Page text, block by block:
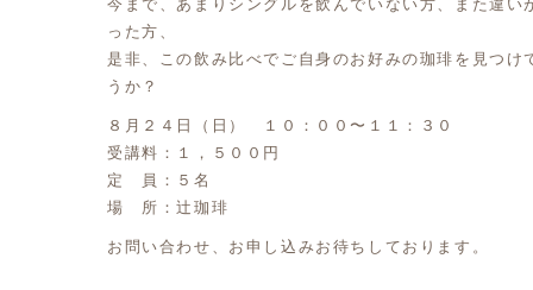
今まで、あまりシングルを飲んでいない方、また違い
った方、
是非、この飲み比べでご自身のお好みの珈琲を見つけ
うか？
８月２４日（日） １０：００〜１１：３０
受講料：１，５００円
定 員：５名
場 所：辻珈琲
お問い合わせ、お申し込みお待ちしております。